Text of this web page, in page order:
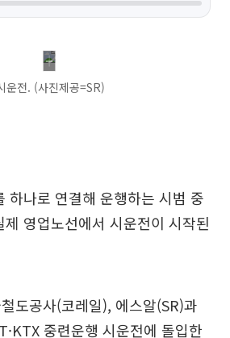
전. (사진제공=SR)
하나로 연결해 운행하는 시범 중
영업노선에서 시운전이 시작된
도공사(코레일), 에스알(SR)과
중련운행 시운전에 돌입한